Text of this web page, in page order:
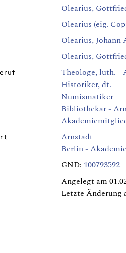
Olearius,
Olearius (eig.
Olearius, Johann
Olearius,
Theologe, luth. -
Historiker, dt.
Numismatiker
Bibliothekar -
Arnstadt
Berlin -
GND: 100793592
Angelegt am
Letzte Änderung